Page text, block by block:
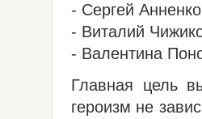
- Сергей
- Виталий
- Валентина
Главная цель
героизм не